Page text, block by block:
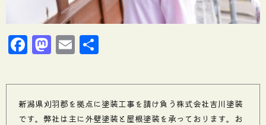
Facebook
Mastodon
Email
新潟県刈羽郡を拠点に塗装工事を請け負う株式会社吉川塗装
です。弊社は主に外壁塗装と屋根塗装を承っております。お